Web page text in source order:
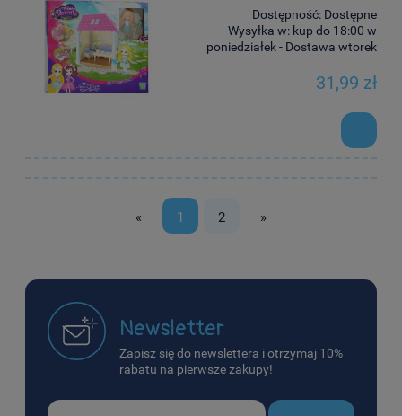
Dostępność: Dostępne
Wysyłka w: kup do 18:00 w
poniedziałek - Dostawa wtorek
31,99 zł
« 1 2 »
Newsletter
Zapisz się do newslettera i otrzymaj 10%
rabatu na pierwsze zakupy!